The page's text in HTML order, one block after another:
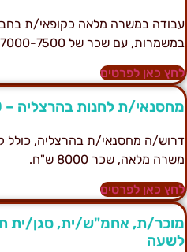
במשרה מלאה כקופאי/ת
עם שכר של 7000-7500 ש"ח.
כאן לפרטים
ת לחנות בהרצליה – 8000 ש"ח
ה מחסנאי/ת בהרצליה, כולל
מלאה, שכר 8000 ש"ח.
כאן לפרטים